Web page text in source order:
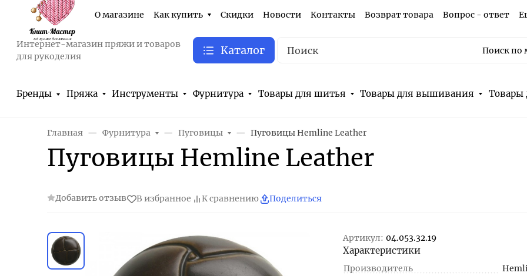
О магазине Как купить Скидки Новости Контакты Возврат товара Вопрос - ответ
Интернет-магазин пряжи и товаров
для рукоделия
Каталог Поиск по
Бренды Пряжа Инструменты Фурнитура Товары для шитья Товары для вышивания Товары
Главная Фурнитура Пуговицы Пуговицы Hemline Leather
Пуговицы Hemline Leather
Добавить отзыв В избранное К сравнению Поделиться
Артикул: 04.053.32.19
Характеристики
Производитель